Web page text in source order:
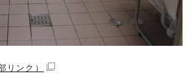
リンク）